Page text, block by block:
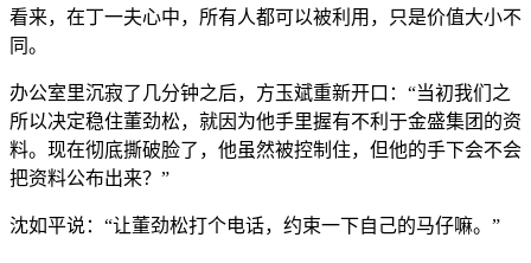
看来，在丁一夫心中，所有人都可以被利用，只是价值大小不
同。
办公室里沉寂了几分钟之后，方玉斌重新开口：“当初我们之
所以决定稳住董劲松，就因为他手里握有不利于金盛集团的资
料。现在彻底撕破脸了，他虽然被控制住，但他的手下会不会
把资料公布出来？”
沈如平说：“让董劲松打个电话，约束一下自己的马仔嘛。”